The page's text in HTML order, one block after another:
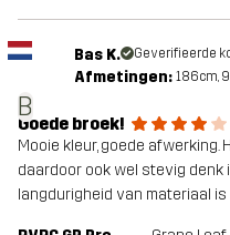
B
Bas K. Geverifieerde
Afmetingen: 186cm,
Goede broek!
Mooie kleur, goede afwerking.
daardoor ook wel stevig denk
langdurigheid van materiaal